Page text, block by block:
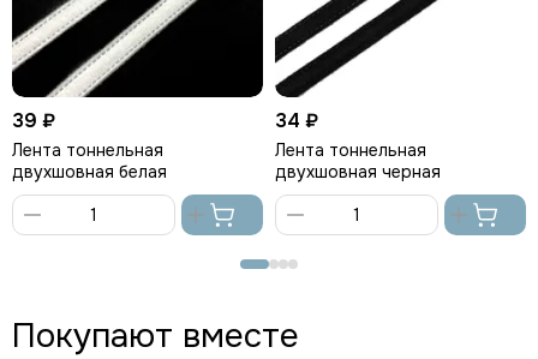
39 ₽
Лента тоннельная
двухшовная белая
корзину
34 ₽
Лента тоннельная
двухшовная черная
Покупают вместе